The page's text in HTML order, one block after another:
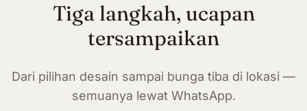
Tiga langkah, ucapan
tersampaikan
Dari pilihan desain sampai bunga tiba di lokasi —
semuanya lewat WhatsApp.